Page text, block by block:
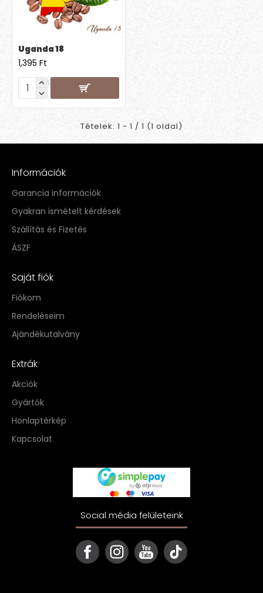
Uganda 18
1,395 Ft
Tételek: 1 - 1 / 1 (1 oldal)
Információk
Garancia információk
Gyakran ismételt kérdések
Szállítás és Fizetés
ÁSZF
Saját fiók
Fiókom
Rendeléseim
Ajándékutalvány
Extrák
Akciók
Gyártók
Honlaptérkép
Kapcsolat
Social média felületeink